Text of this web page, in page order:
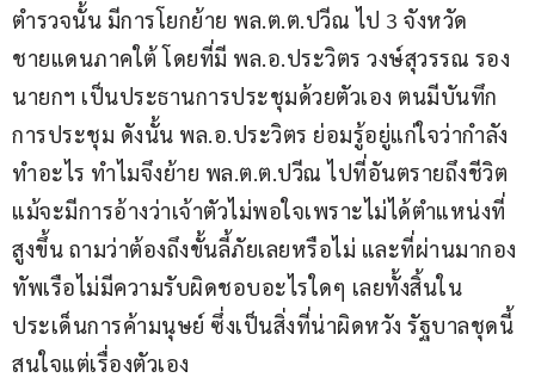
ตำรวจนั้น มีการโยกย้าย พล.ต.ต.ปวีณ ไป 3 จังหวัด
ชายแดนภาคใต้ โดยที่มี พล.อ.ประวิตร วงษ์สุวรรณ รอง
นายกฯ เป็นประธานการประชุมด้วยตัวเอง ตนมีบันทึก
การประชุม ดังนั้น พล.อ.ประวิตร ย่อมรู้อยู่แก่ใจว่ากำลัง
ทำอะไร ทำไมจึงย้าย พล.ต.ต.ปวีณ ไปที่อันตรายถึงชีวิต
แม้จะมีการอ้างว่าเจ้าตัวไม่พอใจเพราะไม่ได้ตำแหน่งที่
สูงขึ้น ถามว่าต้องถึงขั้นลี้ภัยเลยหรือไม่ และที่ผ่านมากอง
ทัพเรือไม่มีความรับผิดชอบอะไรใดๆ เลยทั้งสิ้นใน
ประเด็นการค้ามนุษย์ ซึ่งเป็นสิ่งที่น่าผิดหวัง รัฐบาลชุดนี้
สนใจแต่เรื่องตัวเอง